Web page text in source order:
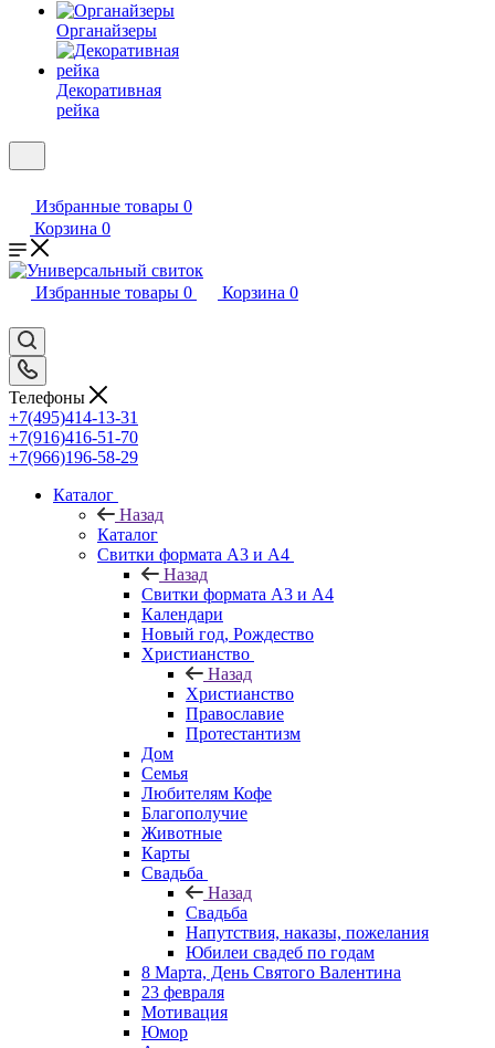
Органайзеры
Декоративная
рейка
Избранные товары 0
Корзина 0
Избранные товары 0 Корзина 0
Телефоны
+7(495)414-13-31
+7(916)416-51-70
+7(966)196-58-29
Каталог
Назад
Каталог
Свитки формата А3 и А4
Назад
Свитки формата А3 и А4
Календари
Новый год, Рождество
Христианство
Назад
Христианство
Православие
Протестантизм
Дом
Семья
Любителям Кофе
Благополучие
Животные
Карты
Свадьба
Назад
Свадьба
Напутствия, наказы, пожелания
Юбилеи свадеб по годам
8 Марта, День Святого Валентина
23 февраля
Мотивация
Юмор